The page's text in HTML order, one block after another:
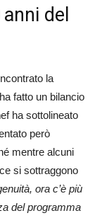
del
la
fatto un bilancio
ha sottolineato
però
mentre alcuni
si sottraggono
ora c’è più
del programma